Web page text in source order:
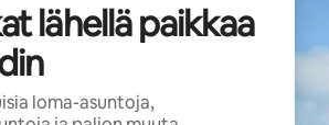
lähellä paikkaa
loma-asuntoja,